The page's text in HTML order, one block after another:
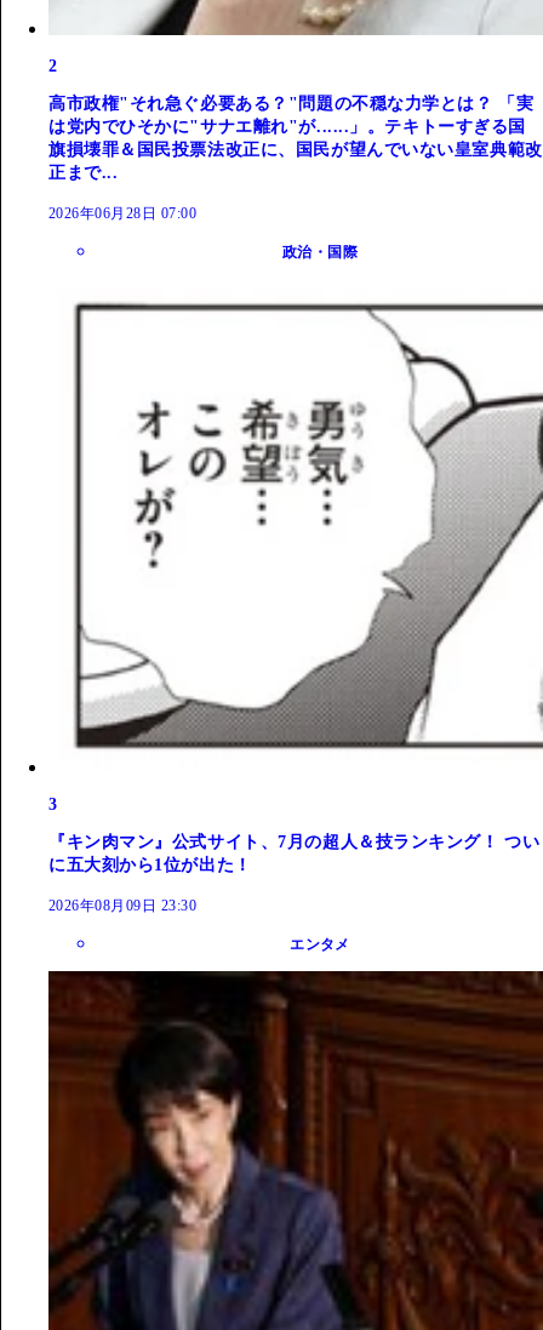
2
高市政権"それ急ぐ必要ある？"問題の不穏な力学とは？ 「実
は党内でひそかに"サナエ離れ"が......」。テキトーすぎる国
旗損壊罪＆国民投票法改正に、国民が望んでいない皇室典範改
正まで...
2026年06月28日 07:00
政治・国際
3
『キン肉マン』公式サイト、7月の超人＆技ランキング！ つい
に五大刻から1位が出た！
2026年08月09日 23:30
エンタメ